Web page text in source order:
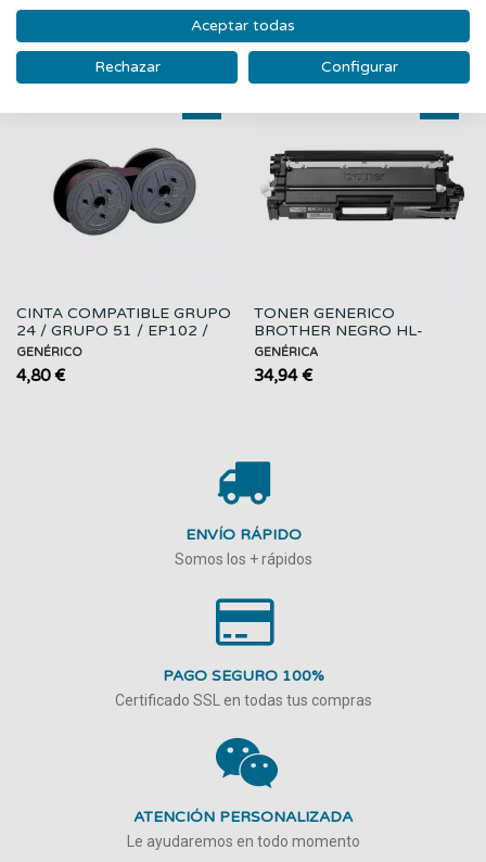
PRODUCTOS RELACIONADOS
CINTA COMPATIBLE GRUPO
24 / GRUPO 51 / EP102 /
NEGRA
GENÉRICO
4,80 €
TONER GENERICO
BROTHER NEGRO HL-
L9430CDN
GENÉRICA
34,94 €
ENVÍO RÁPIDO
Somos los + rápidos
PAGO SEGURO 100%
Certificado SSL en todas tus compras
ATENCIÓN PERSONALIZADA
Le ayudaremos en todo momento
Aceptar todas
Rechazar Configurar